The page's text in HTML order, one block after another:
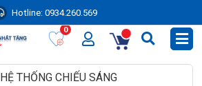
Hotline: 0934.260.569
0
HỆ THỐNG CHIẾU SÁNG